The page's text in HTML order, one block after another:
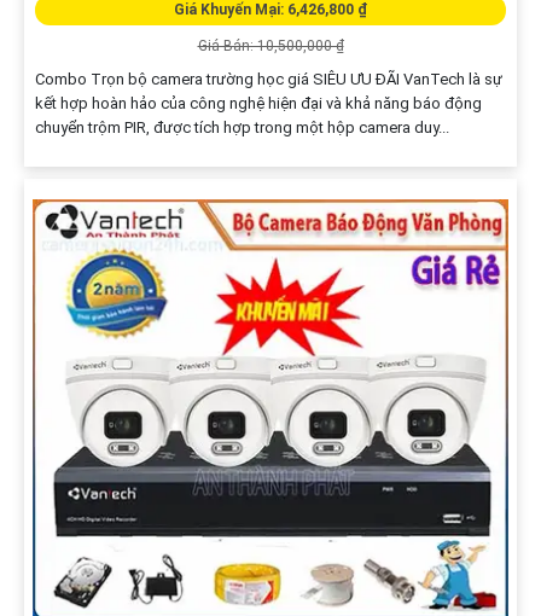
Giá Khuyến Mại: 6,426,800 ₫
Giá Bán: 10,500,000 ₫
Combo Trọn bộ camera trường học giá SIÊU ƯU ĐÃI VanTech là sự
kết hợp hoàn hảo của công nghệ hiện đại và khả năng báo động
chuyển trộm PIR, được tích hợp trong một hộp camera duy...